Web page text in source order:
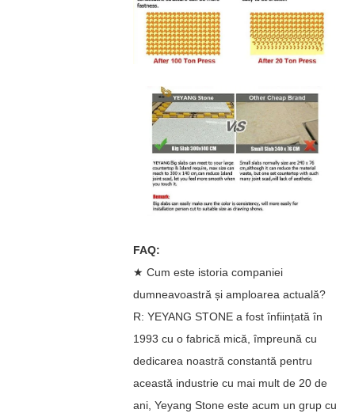
FAQ:
★ Cum este istoria companiei
dumneavoastră și amploarea actuală?
R: YEYANG STONE a fost înființată în
1993 cu o fabrică mică, împreună cu
dedicarea noastră constantă pentru
această industrie cu mai mult de 20 de
ani, Yeyang Stone este acum un grup cu